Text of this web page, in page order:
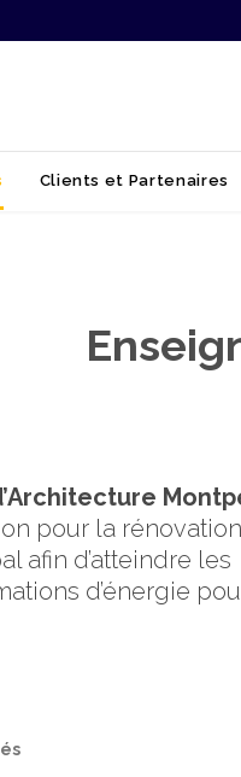
Clients et Partenaires
pour la rénovation
afin d’atteindre les
d’énergie